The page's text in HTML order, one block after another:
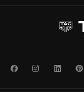
FacebookInstagram